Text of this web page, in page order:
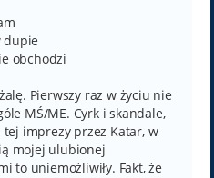
dupie
obchodzi
Pierwszy raz w życiu nie
MŚ/ME. Cyrk i skandale,
tej imprezy przez Katar, w
mojej ulubionej
to uniemożliwiły. Fakt, że